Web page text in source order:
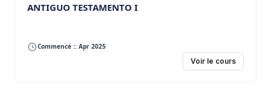
ANTIGUO TESTAMENTO I
Commencé :: Apr 2025
Voir le cours